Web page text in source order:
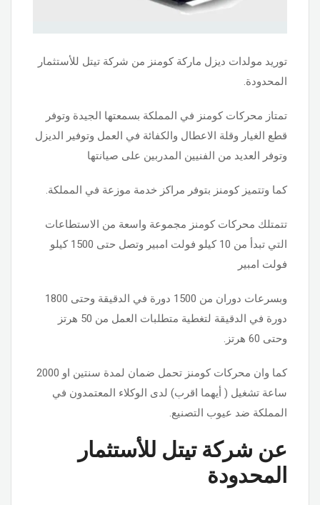
توريد مولدات ديزل ماركة كومنز من شركة تيتل للأستثمار
المحدودة.
تمتاز محركات كومنز في المملكة بسمعتها الجيدة وتوفر
قطع الغيار وقلة الاعطال والكفائة في العمل وتوفير الديزل
وتوفر العديد من الفنيين المدربين على صيانتها
كما وتتميز كومنز بتوفر مراكز خدمة موزعة في المملكة.
تتمتلك محركات كومنز مجموعة واسعة من الاستطاعات
التي تبدأ من 10 كيلو فولت امبير وتصل حتى 1500 كيلو
فولت امبير
وبسرعات دوران من 1500 دورة في الدقيقة وحتى 1800
دورة في الدقيقة لتغطية متطلبات العمل من 50 هرتز
وحتى 60 هرتز.
كما وان محركات كومنز تحمل ضمان لمدة سنتين او 2000
ساعة تشغيل ( أيهما اقرب) لدى الوكلاء المعتمدون في
المملكة ضد عيوب التصنيع.
عن شركة تيتل للأستثمار
المحدودة